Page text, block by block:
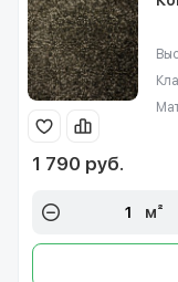
1 790 руб.
м²